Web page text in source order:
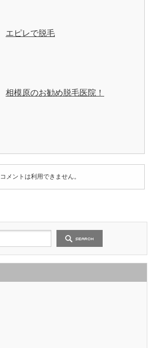
エピレで脱毛
相模原のお勧め脱毛医院！
コメントは利用できません。